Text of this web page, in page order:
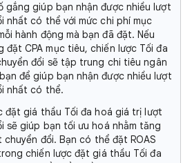
gắng giúp bạn nhận được nhiều lượt
nhất có thể với mức chi phí mục
hành động mà bạn đã đặt. Nếu
đặt CPA mục tiêu, chiến lược Tối đa
đổi sẽ tập trung chi tiêu ngân
để giúp bạn nhận được nhiều lượt
nhất có thể.
đặt giá thầu Tối đa hoá giá trị lượt
sẽ giúp bạn tối ưu hoá nhằm tăng
đổi. Bạn có thể đặt ROAS
chiến lược đặt giá thầu Tối đa